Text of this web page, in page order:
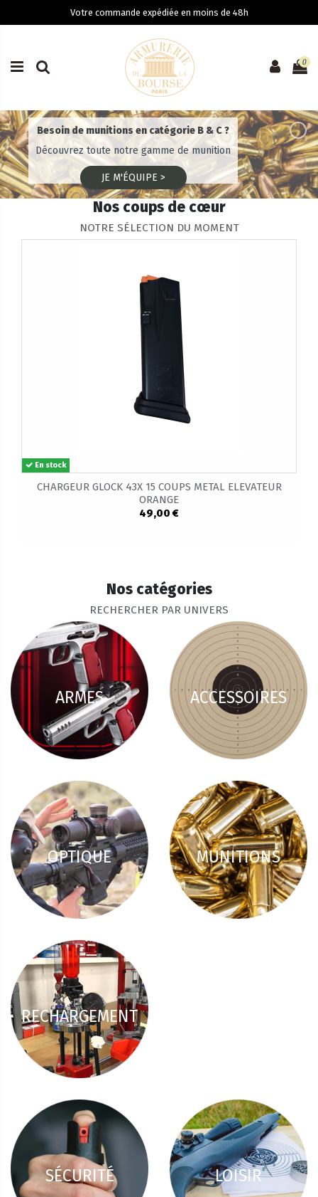
Votre commande expédiée en moins de 48h
0
Besoin de munitions en catégorie B & C ?
Découvrez toute notre gamme de munition
JE M'ÉQUIPE >
Nos coups de cœur
NOTRE SÉLECTION DU MOMENT
En stock
CHARGEUR GLOCK 43X 15 COUPS METAL ELEVATEUR
ORANGE
49,00 €
Nos catégories
RECHERCHER PAR UNIVERS
ARMES ACCESSOIRES
OPTIQUE MUNITIONS
RECHARGEMENT
SÉCURITÉ LOISIR